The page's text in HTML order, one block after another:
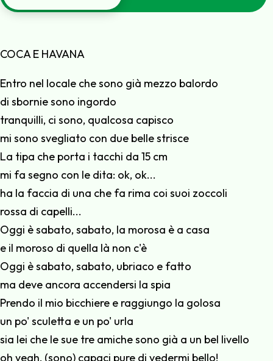
COCA E HAVANA
Entro nel locale che sono già mezzo balordo
di sbornie sono ingordo
tranquilli, ci sono, qualcosa capisco
mi sono svegliato con due belle strisce
La tipa che porta i tacchi da 15 cm
mi fa segno con le dita: ok, ok...
ha la faccia di una che fa rima coi suoi zoccoli
rossa di capelli...
Oggi è sabato, sabato, la morosa è a casa
e il moroso di quella là non c'è
Oggi è sabato, sabato, ubriaco e fatto
ma deve ancora accendersi la spia
Prendo il mio bicchiere e raggiungo la golosa
un po' sculetta e un po' urla
sia lei che le sue tre amiche sono già a un bel livello
oh yeah, (sono) capaci pure di vedermi bello!